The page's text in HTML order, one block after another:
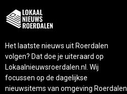
Het laatste nieuws uit Roerdalen
volgen? Dat doe je uiteraard op
Lokaalnieuwsroerdalen.nl. Wij
focussen op de dagelijkse
nieuwsitems van omgeving Roerdalen.